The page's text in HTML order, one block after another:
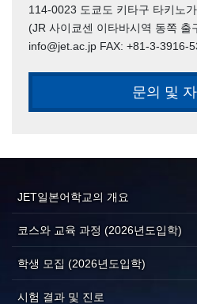
114-0023 도쿄도 키타구 타키노
(JR 사이쿄센 이타바시역 동쪽 출
info@jet.ac.jp FAX: +81-3-3916-
문의 및
JET일본어학교의 개요
코스와 교육 과정 (2026년도입학)
학생 모집 (2026년도입학)
시험 결과 및 진로